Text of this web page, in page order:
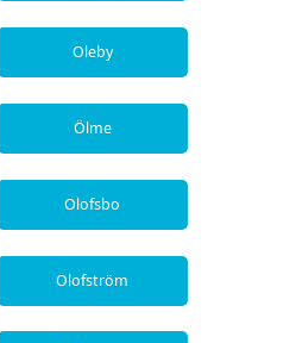
Oleby
Ölme
Olofsbo
Olofström